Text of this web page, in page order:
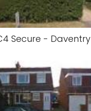
Secure - Daventry